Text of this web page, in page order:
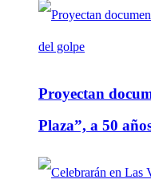
Proyectan
Plaza”, a 50